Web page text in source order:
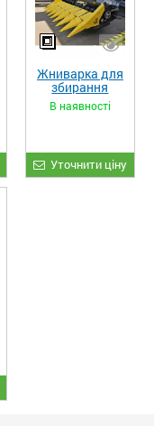
Жниварка для
збирання
кукурудзи
ЖКИ-870
В наявності
Уточнити ціну